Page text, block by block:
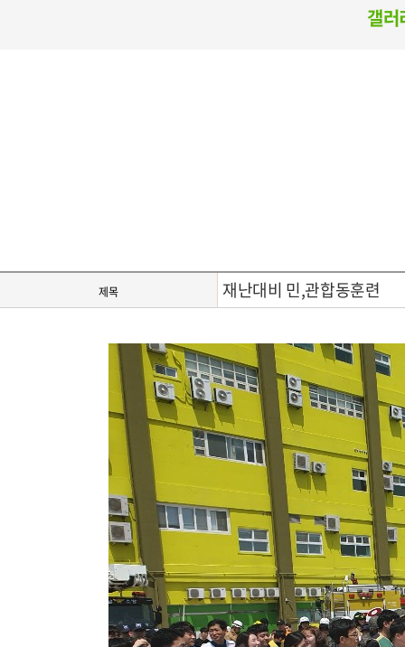
갤러
제목 재난대비 민,관합동훈련